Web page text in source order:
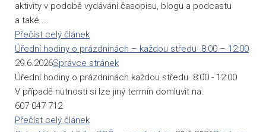
aktivity v podobě vydávání časopisu, blogu a podcastu
a také ...
Přečíst celý článek
Úřední hodiny o prázdninách – každou středu 8:00 – 12:00
29.6.2026Správce stránek
Úřední hodiny o prázdninách každou středu 8:00 - 12:00
V případě nutnosti si lze jiný termín domluvit na:
607 047 712
Přečíst celý článek